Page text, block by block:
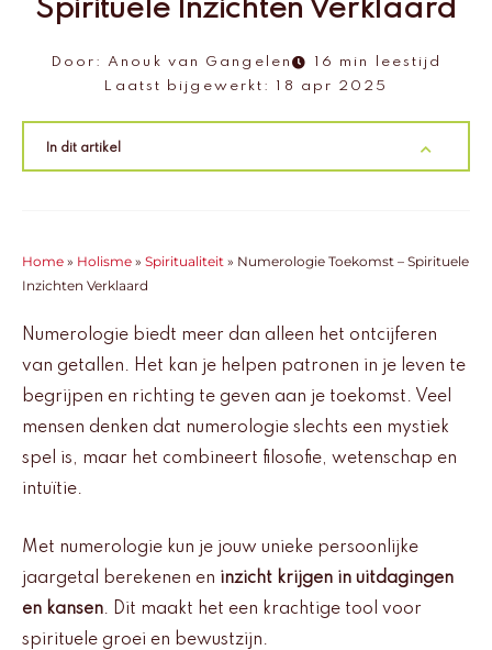
Spirituele Inzichten Verklaard
Door: Anouk van Gangelen
16 min leestijd
Laatst bijgewerkt:
18 apr 2025
In dit artikel
Home » Holisme » Spiritualiteit » Numerologie Toekomst – Spirituele
Inzichten Verklaard
Numerologie biedt meer dan alleen het ontcijferen
van getallen. Het kan je helpen patronen in je leven te
begrijpen en richting te geven aan je toekomst. Veel
mensen denken dat numerologie slechts een mystiek
spel is, maar het combineert filosofie, wetenschap en
intuïtie.
Met numerologie kun je jouw unieke persoonlijke
jaargetal berekenen en inzicht krijgen in uitdagingen
en kansen. Dit maakt het een krachtige tool voor
spirituele groei en bewustzijn.